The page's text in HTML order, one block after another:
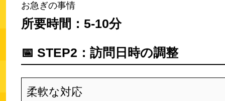
お急ぎの事情
所要時間：5-10分
📅 STEP2：訪問日時の調整
柔軟な対応